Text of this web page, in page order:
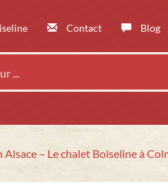
Contact Blog
Alsace – Le chalet Boiseline à